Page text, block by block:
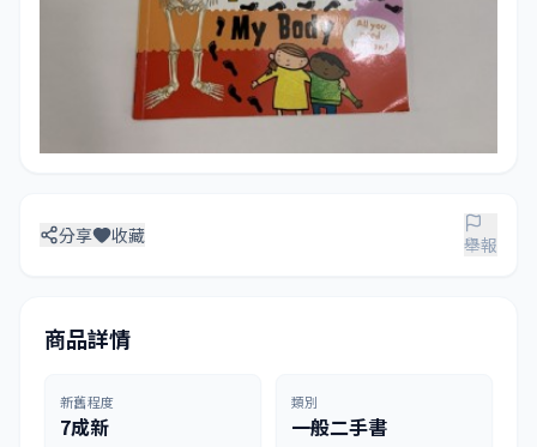
分享 收藏 舉報
商品詳情
新舊程度
7成新
類別
一般二手書